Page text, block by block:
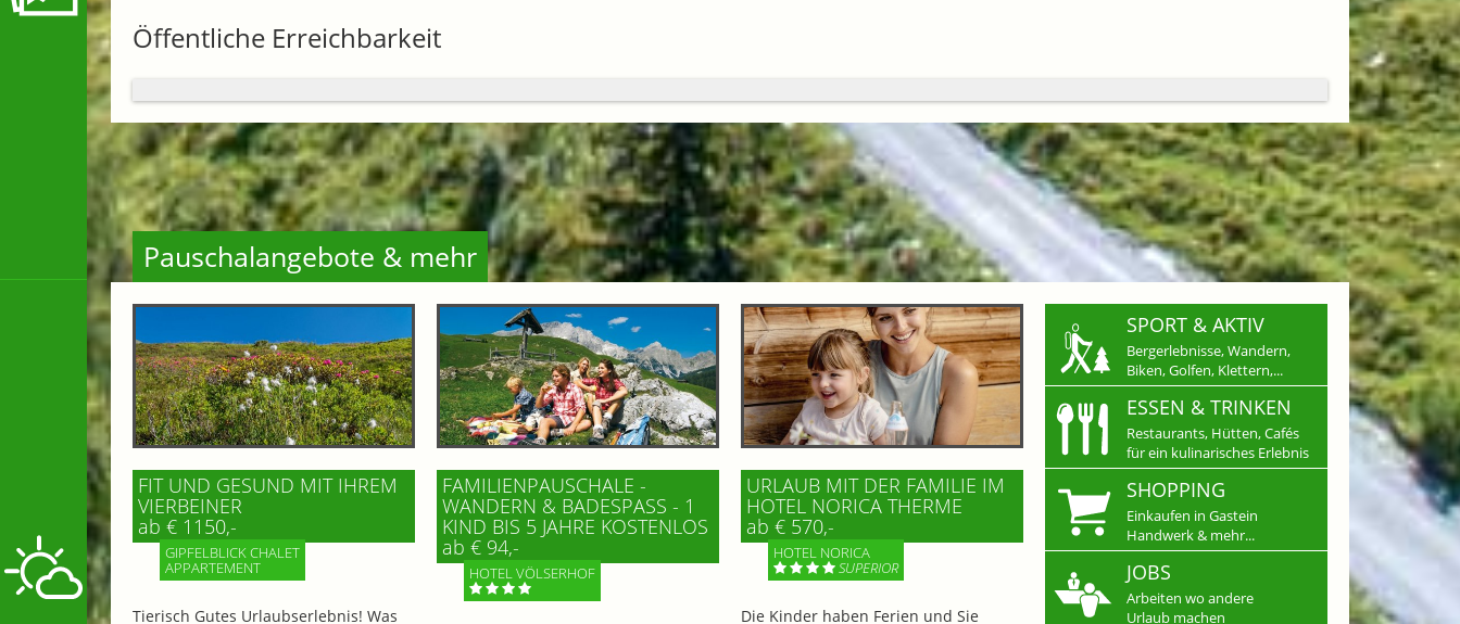
Öffentliche Erreichbarkeit
Pauschalangebote & mehr
FIT UND GESUND MIT IHREM
VIERBEINER
ab € 1150,-
GIPFELBLICK CHALET
APPARTEMENT
Tierisch Gutes Urlaubserlebnis! Was
FAMILIENPAUSCHALE -
WANDERN & BADESPASS - 1 K
IND BIS 5 JAHRE KOSTENLOS
ab € 94,-
HOTEL VÖLSERHOF
URLAUB MIT DER FAMILIE IM
HOTEL NORICA THERME
ab € 570,-
HOTEL NORICA
SUPERIOR
Die Kinder haben Ferien und Sie
SPORT & AKTIV
Bergerlebnisse, Wandern,
Biken, Golfen, Klettern,...
ESSEN & TRINKEN
Restaurants, Hütten, Cafés
für ein kulinarisches Erlebnis
SHOPPING
Einkaufen in Gastein
Handwerk & mehr...
JOBS
Arbeiten wo andere
Urlaub machen